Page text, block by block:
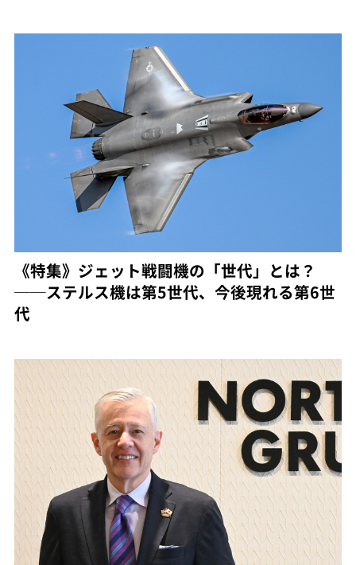
《特集》ジェット戦闘機の「世代」とは？
──ステルス機は第5世代、今後現れる第6世
代